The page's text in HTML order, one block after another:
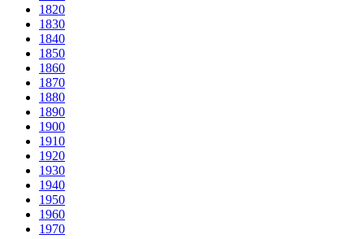
1820
1830
1840
1850
1860
1870
1880
1890
1900
1910
1920
1930
1940
1950
1960
1970